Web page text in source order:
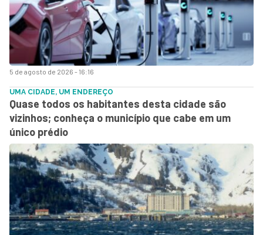
5 de agosto de 2026 - 16:16
UMA CIDADE, UM ENDEREÇO
Quase todos os habitantes desta cidade são
vizinhos; conheça o município que cabe em um
único prédio